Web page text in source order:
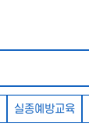
실종예방교육